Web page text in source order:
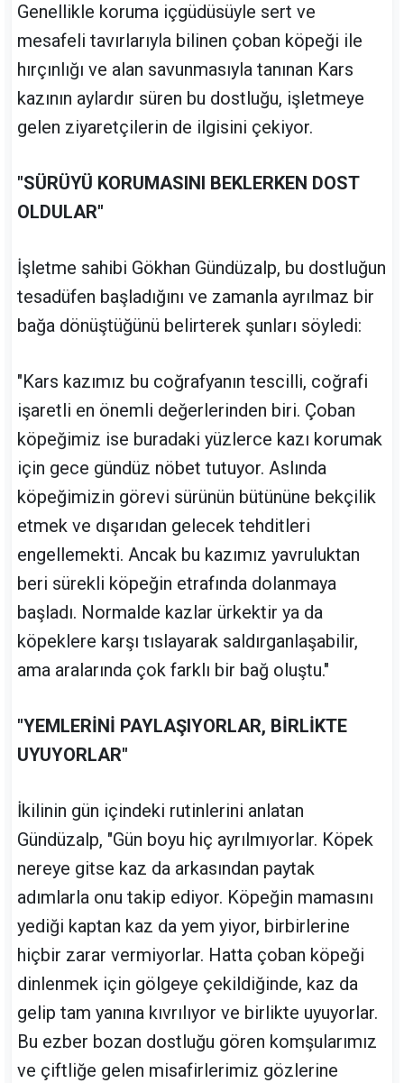
Genellikle koruma içgüdüsüyle sert ve
mesafeli tavırlarıyla bilinen çoban köpeği ile
hırçınlığı ve alan savunmasıyla tanınan Kars
kazının aylardır süren bu dostluğu, işletmeye
gelen ziyaretçilerin de ilgisini çekiyor.
"SÜRÜYÜ KORUMASINI BEKLERKEN DOST
OLDULAR"
İşletme sahibi Gökhan Gündüzalp, bu dostluğun
tesadüfen başladığını ve zamanla ayrılmaz bir
bağa dönüştüğünü belirterek şunları söyledi:
"Kars kazımız bu coğrafyanın tescilli, coğrafi
işaretli en önemli değerlerinden biri. Çoban
köpeğimiz ise buradaki yüzlerce kazı korumak
için gece gündüz nöbet tutuyor. Aslında
köpeğimizin görevi sürünün bütününe bekçilik
etmek ve dışarıdan gelecek tehditleri
engellemekti. Ancak bu kazımız yavruluktan
beri sürekli köpeğin etrafında dolanmaya
başladı. Normalde kazlar ürkektir ya da
köpeklere karşı tıslayarak saldırganlaşabilir,
ama aralarında çok farklı bir bağ oluştu."
"YEMLERİNİ PAYLAŞIYORLAR, BİRLİKTE
UYUYORLAR"
İkilinin gün içindeki rutinlerini anlatan
Gündüzalp, "Gün boyu hiç ayrılmıyorlar. Köpek
nereye gitse kaz da arkasından paytak
adımlarla onu takip ediyor. Köpeğin mamasını
yediği kaptan kaz da yem yiyor, birbirlerine
hiçbir zarar vermiyorlar. Hatta çoban köpeği
dinlenmek için gölgeye çekildiğinde, kaz da
gelip tam yanına kıvrılıyor ve birlikte uyuyorlar.
Bu ezber bozan dostluğu gören komşularımız
ve çiftliğe gelen misafirlerimiz gözlerine